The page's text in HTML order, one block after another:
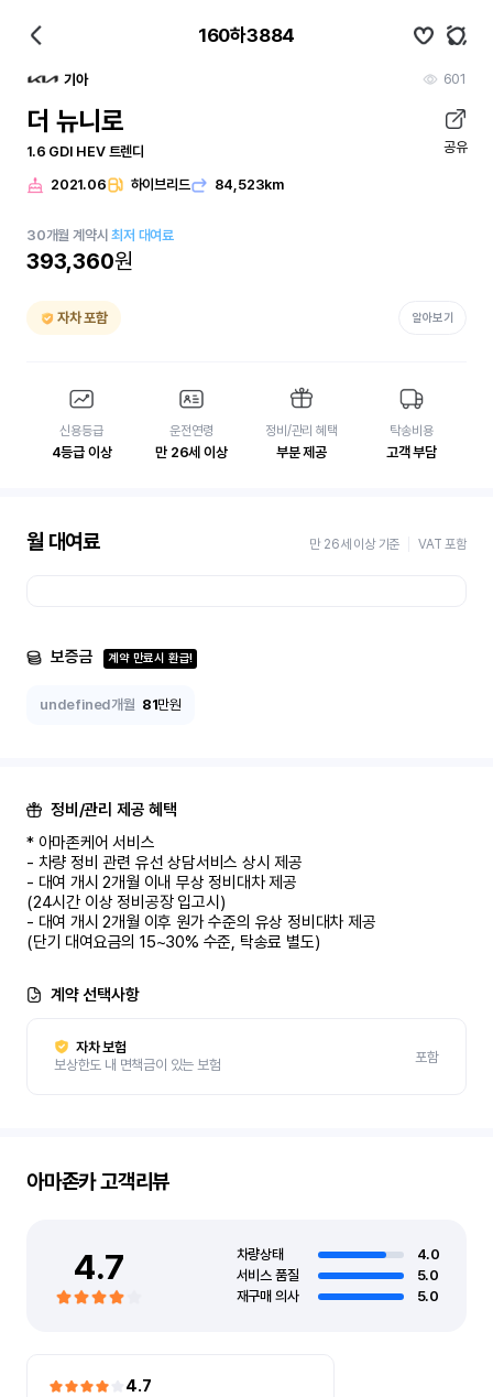
160하3884
기아 601
더 뉴니로
1.6 GDI HEV 트렌디 공유
2021.06 하이브리드 84,523km
30개월 계약시최저 대여료
393,360원
자차 포함 알아보기
신용등급
4등급 이상
운전연령
만 26세 이상
정비/관리 혜택
부분 제공
탁송비용
고객 부담
월 대여료 만 26세 이상 기준 VAT 포함
보증금 계약 만료시 환급!
undefined개월 81만원
정비/관리 제공 혜택
* 아마존케어 서비스
- 차량 정비 관련 유선 상담서비스 상시 제공
- 대여 개시 2개월 이내 무상 정비대차 제공
(24시간 이상 정비공장 입고시)
- 대여 개시 2개월 이후 원가 수준의 유상 정비대차 제공
(단기 대여요금의 15~30% 수준, 탁송료 별도)
계약 선택사항
자차 보험
보상한도 내 면책금이 있는 보험
포함
아마존카고객리뷰
4.7 차량상태
4.0
서비스 품질
5.0
재구매 의사
5.0
4.7